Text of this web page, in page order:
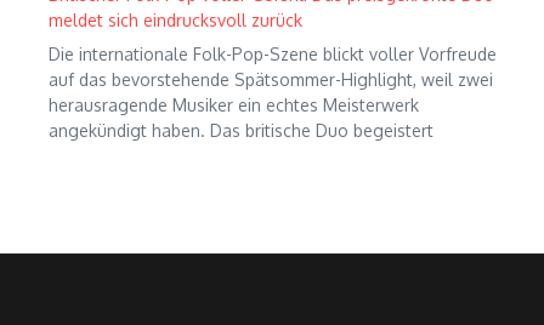
meldet sich eindrucksvoll zurück
Die internationale Folk-Pop-Szene blickt voller Vorfreude
auf das bevorstehende Spätsommer-Highlight, weil zwei
herausragende Musiker ein echtes Meisterwerk
angekündigt haben. Das britische Duo begeistert